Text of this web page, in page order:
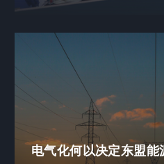
电气化何以决定东盟能